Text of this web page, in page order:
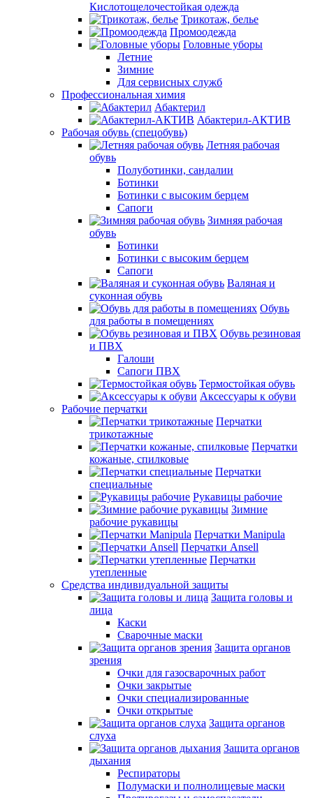
Кислотощелочестойкая одежда
Трикотаж, белье
Промоодежда
Головные уборы
Летние
Зимние
Для сервисных служб
Профессиональная химия
Абактерил
Абактерил-АКТИВ
Рабочая обувь (спецобувь)
Летняя рабочая
обувь
Полуботинки, сандалии
Ботинки
Ботинки с высоким берцем
Сапоги
Зимняя рабочая
обувь
Ботинки
Ботинки с высоким берцем
Сапоги
Валяная и
суконная обувь
Обувь
для работы в помещениях
Обувь резиновая
и ПВХ
Галоши
Сапоги ПВХ
Термостойкая обувь
Аксессуары к обуви
Рабочие перчатки
Перчатки
трикотажные
Перчатки
кожаные, спилковые
Перчатки
специальные
Рукавицы рабочие
Зимние
рабочие рукавицы
Перчатки Manipula
Перчатки Ansell
Перчатки
утепленные
Средства индивидуальной защиты
Защита головы и
лица
Каски
Сварочные маски
Защита органов
зрения
Очки для газосварочных работ
Очки закрытые
Очки специализированные
Очки открытые
Защита органов
слуха
Защита органов
дыхания
Респираторы
Полумаски и полнолицевые маски